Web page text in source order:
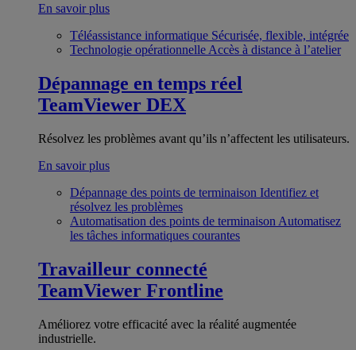
En savoir plus
Téléassistance informatique Sécurisée, flexible, intégrée
Technologie opérationnelle Accès à distance à l’atelier
Dépannage en temps réel
TeamViewer DEX
Résolvez les problèmes avant qu’ils n’affectent les utilisateurs.
En savoir plus
Dépannage des points de terminaison Identifiez et
résolvez les problèmes
Automatisation des points de terminaison Automatisez
les tâches informatiques courantes
Travailleur connecté
TeamViewer Frontline
Améliorez votre efficacité avec la réalité augmentée
industrielle.